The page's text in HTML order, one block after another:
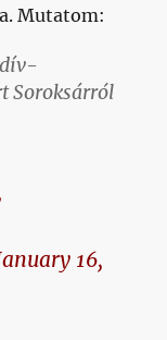
Mutatom:
Soroksárról
16,